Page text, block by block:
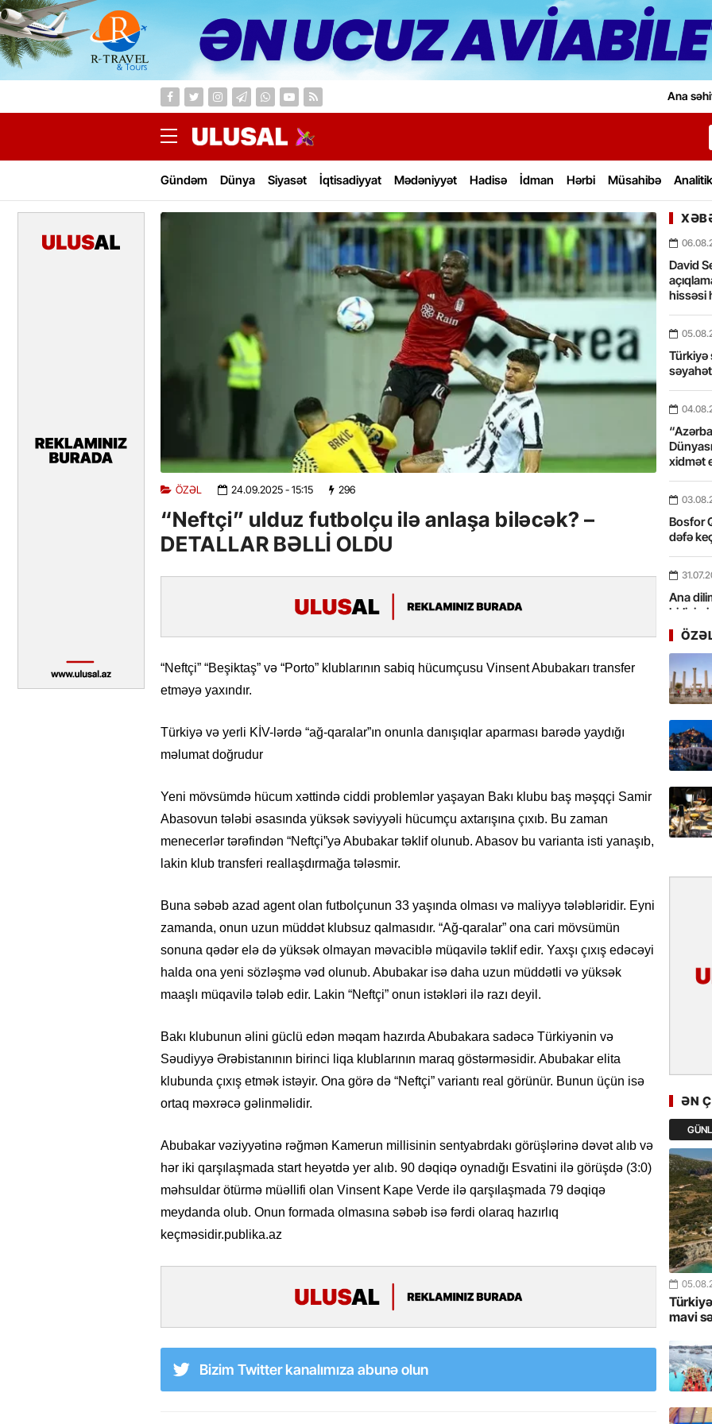
Ana
Gündəm Dünya Siyasət İqtisadiyyat Mədəniyyət Hadisə İdman Hərbi Müsahibə
ÖZƏL 24.09.2025- 15:15 296
“Neftçi” ulduz futbolçu ilə anlaşa biləcək? –
DETALLAR BƏLLİ OLDU
“Neftçi” “Beşiktaş” və “Porto” klublarının sabiq hücumçusu Vinsent Abubakarı transfer
etməyə yaxındır.
Türkiyə və yerli KİV-lərdə “ağ-qaralar”ın onunla danışıqlar aparması barədə yaydığı
məlumat doğrudur
Yeni mövsümdə hücum xəttində ciddi problemlər yaşayan Bakı klubu baş məşqçi Samir
Abasovun tələbi əsasında yüksək səviyyəli hücumçu axtarışına çıxıb. Bu zaman
menecerlər tərəfindən “Neftçi”yə Abubakar təklif olunub. Abasov bu varianta isti yanaşıb,
lakin klub transferi reallaşdırmağa tələsmir.
Buna səbəb azad agent olan futbolçunun 33 yaşında olması və maliyyə tələbləridir. Eyni
zamanda, onun uzun müddət klubsuz qalmasıdır. “Ağ-qaralar” ona cari mövsümün
sonuna qədər elə də yüksək olmayan məvaciblə müqavilə təklif edir. Yaxşı çıxış edəcəyi
halda ona yeni sözləşmə vəd olunub. Abubakar isə daha uzun müddətli və yüksək
maaşlı müqavilə tələb edir. Lakin “Neftçi” onun istəkləri ilə razı deyil.
Bakı klubunun əlini güclü edən məqam hazırda Abubakara sadəcə Türkiyənin və
Səudiyyə Ərəbistanının birinci liqa klublarının maraq göstərməsidir. Abubakar elita
klubunda çıxış etmək istəyir. Ona görə də “Neftçi” variantı real görünür. Bunun üçün isə
ortaq məxrəcə gəlinməlidir.
Abubakar vəziyyətinə rəğmən Kamerun millisinin sentyabrdakı görüşlərinə dəvət alıb və
hər iki qarşılaşmada start heyətdə yer alıb. 90 dəqiqə oynadığı Esvatini ilə görüşdə (3:0)
məhsuldar ötürmə müəllifi olan Vinsent Kape Verde ilə qarşılaşmada 79 dəqiqə
meydanda olub. Onun formada olmasına səbəb isə fərdi olaraq hazırlıq
keçməsidir.publika.az
Bizim Twitter kanalımıza abunə olun
David
hissəsi
Türkiyə
xidmət
Bosfor
dəfə
Ana
Tarixin
İlin ilk
çox
Yeni
Awards
-
Türkiyə
“İlham
YAP
Günü
ƏN
mavi